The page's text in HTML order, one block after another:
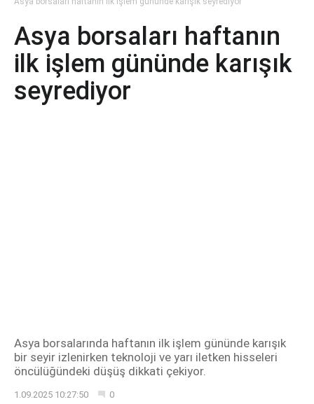
Asya borsaları haftanın
ilk işlem gününde karışık
seyrediyor
Asya borsalarında haftanın ilk işlem gününde karışık
bir seyir izlenirken teknoloji ve yarı iletken hisseleri
öncülüğündeki düşüş dikkati çekiyor.
1.09.2025 10:27:50 0